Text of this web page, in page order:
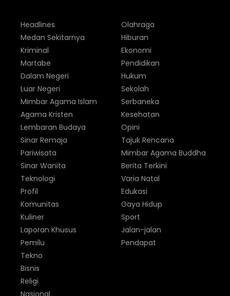
Headlines
Medan Sekitarnya
Kriminal
Martabe
Dalam Negeri
Luar Negeri
Olahraga
Hiburan
Ekonomi
Pendidikan
Hukum
Sekolah
Mimbar Agama Islam
Agama Kristen
Lembaran Budaya
Sinar Remaja
Pariwisata
Sinar Wanita
Serbaneka
Kesehatan
Opini
Tajuk Rencana
Mimbar Agama Buddha
Berita Terkini
Teknologi
Profil
Komunitas
Kuliner
Laporan Khusus
Pemilu
Varia Natal
Edukasi
Gaya Hidup
Sport
Jalan-jalan
Pendapat
Tekno
Bisnis
Religi